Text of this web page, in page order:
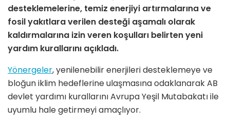
desteklemelerine, temiz enerjiyi artırmalarına ve
fosil yakıtlara verilen desteği aşamalı olarak
kaldırmalarına izin veren koşulları belirten yeni
yardım kurallarını açıkladı.
Yönergeler, yenilenebilir enerjileri desteklemeye ve
bloğun iklim hedeflerine ulaşmasına odaklanarak AB
devlet yardımı kurallarını Avrupa Yeşil Mutabakatı ile
uyumlu hale getirmeyi amaçlıyor.